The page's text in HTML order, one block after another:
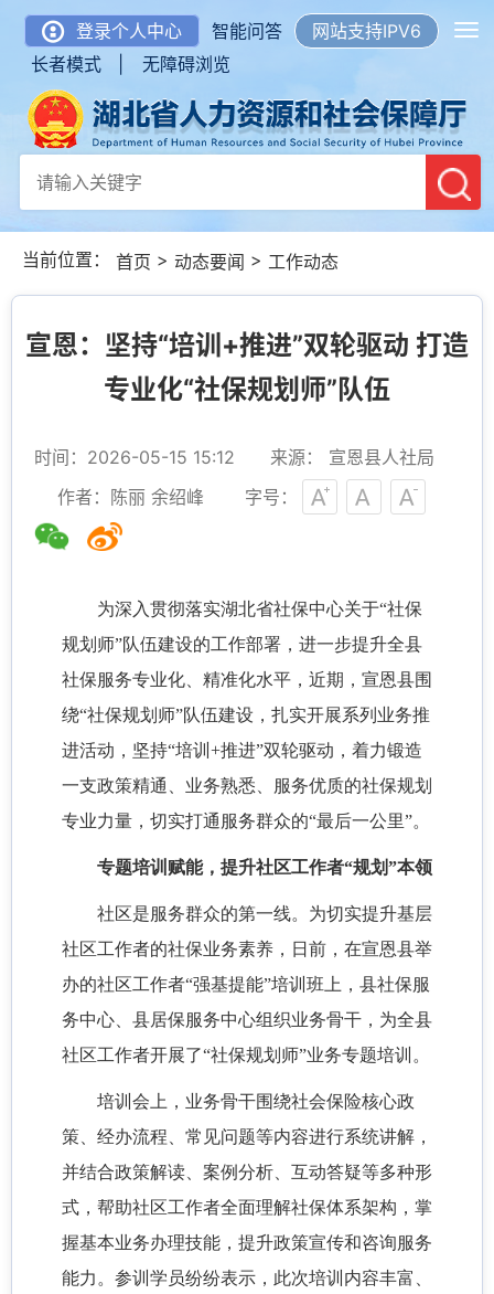
登录个人中心 智能问答
网站支持IPV6
长者模式 |
无障碍浏览
当前位置： 首页 > 动态要闻 > 工作动态
宣恩：坚持“培训+推进”双轮驱动 打造
专业化“社保规划师”队伍
时间：2026-05-15 15:12
来源： 宣恩县人社局
作者：陈丽 余绍峰
字号：
为深入贯彻落实湖北省社保中心关于“社保
规划师”队伍建设的工作部署，进一步提升全县
社保服务专业化、精准化水平，近期，宣恩县围
绕“社保规划师”队伍建设，扎实开展系列业务推
进活动，坚持“培训+推进”双轮驱动，着力锻造
一支政策精通、业务熟悉、服务优质的社保规划
专业力量，切实打通服务群众的“最后一公里”。
专题培训赋能，提升社区工作者“规划”本领
社区是服务群众的第一线。为切实提升基层
社区工作者的社保业务素养，日前，在宣恩县举
办的社区工作者“强基提能”培训班上，县社保服
务中心、县居保服务中心组织业务骨干，为全县
社区工作者开展了“社保规划师”业务专题培训。
培训会上，业务骨干围绕社会保险核心政
策、经办流程、常见问题等内容进行系统讲解，
并结合政策解读、案例分析、互动答疑等多种形
式，帮助社区工作者全面理解社保体系架构，掌
握基本业务办理技能，提升政策宣传和咨询服务
能力。参训学员纷纷表示，此次培训内容丰富、